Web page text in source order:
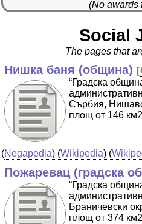
(No awards
Social
The pages that
Нишка баня (община) [
“Градска
Сърбия,
площ от 146
(Negapedia) (Wikipedia) (
Пожаревац (градска
“Градска
Браничевски
площ от 374